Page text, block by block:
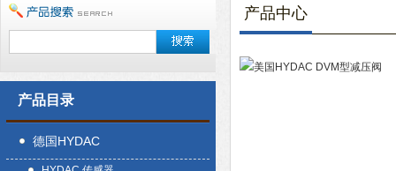
产品目录
德国HYDAC
产品中心